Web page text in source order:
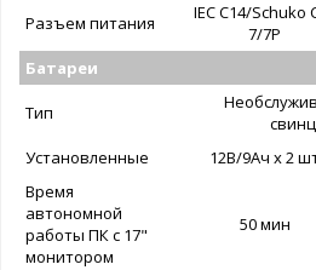
Разъем питания
IEC C14/Schuko
7/7P
Батареи
Тип
Установленные
12В/9Ач х 2
Время
автономной
работы ПК с 17"
монитором
50 мин